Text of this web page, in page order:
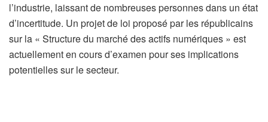
l’industrie, laissant de nombreuses personnes dans un état
d’incertitude. Un projet de loi proposé par les républicains
sur la « Structure du marché des actifs numériques » est
actuellement en cours d’examen pour ses implications
potentielles sur le secteur.